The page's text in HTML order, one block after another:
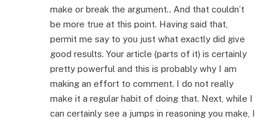
make or break the argument.. And that couldn’t
be more true at this point. Having said that,
permit me say to you just what exactly did give
good results. Your article (parts of it) is certainly
pretty powerful and this is probably why I am
making an effort to comment. I do not really
make it a regular habit of doing that. Next, while I
can certainly see a jumps in reasoning you make, I